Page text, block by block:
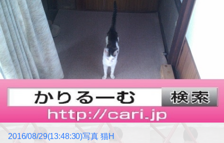
2016/08/29(13:48:30)写真 猫H